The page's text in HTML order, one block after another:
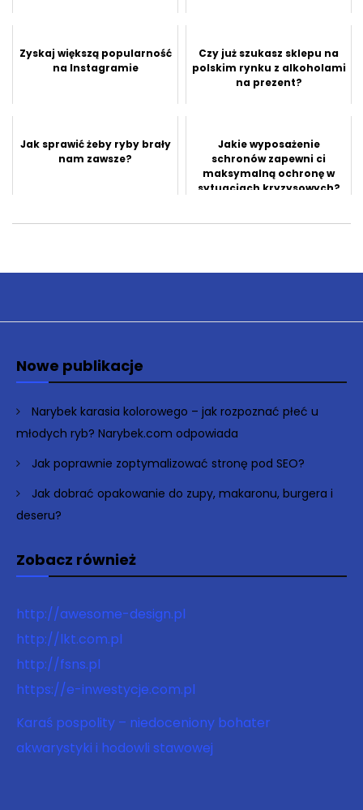
Zyskaj większą popularność
na Instagramie
Czy już szukasz sklepu na
polskim rynku z alkoholami
na prezent?
Jak sprawić żeby ryby brały
nam zawsze?
Jakie wyposażenie
schronów zapewni ci
maksymalną ochronę w
sytuacjach kryzysowych?
Nowe publikacje
Narybek karasia kolorowego – jak rozpoznać płeć u
młodych ryb? Narybek.com odpowiada
Jak poprawnie zoptymalizować stronę pod SEO?
Jak dobrać opakowanie do zupy, makaronu, burgera i
deseru?
Zobacz również
http://awesome-design.pl
http://lkt.com.pl
http://fsns.pl
https://e-inwestycje.com.pl
Karaś pospolity – niedoceniony bohater
akwarystyki i hodowli stawowej